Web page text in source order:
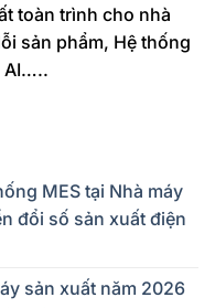
toàn trình cho nhà
sản phẩm, Hệ thống
AI…..
MES tại Nhà máy
đổi số sản xuất điện
sản xuất năm 2026